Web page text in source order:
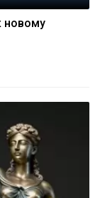
новому